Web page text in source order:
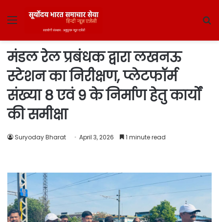
Menu
मंडल रेल प्रबंधक द्वारा लखनऊ
स्टेशन का निरीक्षण, प्लेटफॉर्म
संख्या 8 एवं 9 के निर्माण हेतु कार्यों
की समीक्षा
Suryoday Bharat April 3, 2026 1 minute read